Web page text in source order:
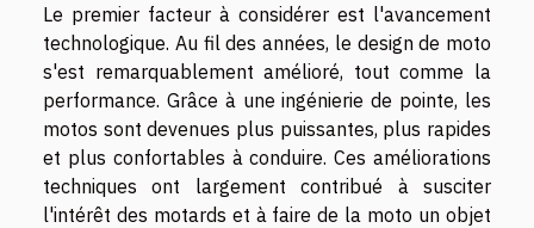
Le premier facteur à considérer est l'avancement
technologique. Au fil des années, le design de moto
s'est remarquablement amélioré, tout comme la
performance. Grâce à une ingénierie de pointe, les
motos sont devenues plus puissantes, plus rapides
et plus confortables à conduire. Ces améliorations
techniques ont largement contribué à susciter
l'intérêt des motards et à faire de la moto un objet